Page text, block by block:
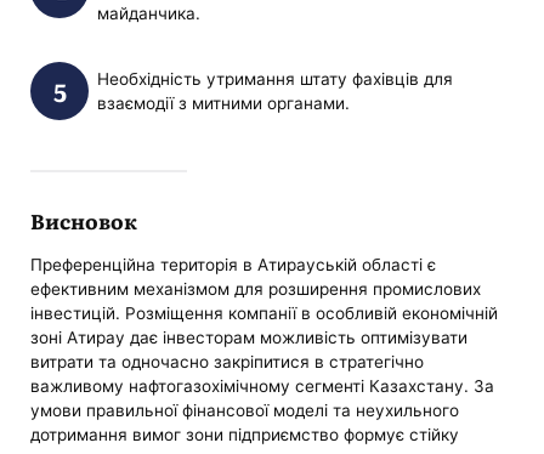
майданчика.
Необхідність утримання штату фахівців для
взаємодії з митними органами.
Висновок
Преференційна територія в Атирауській області є
ефективним механізмом для розширення промислових
інвестицій. Розміщення компанії в особливій економічній
зоні Атирау дає інвесторам можливість оптимізувати
витрати та одночасно закріпитися в стратегічно
важливому нафтогазохімічному сегменті Казахстану. За
умови правильної фінансової моделі та неухильного
дотримання вимог зони підприємство формує стійку